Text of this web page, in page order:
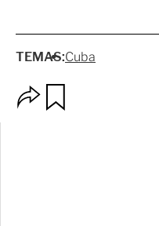
TEMAS:Cuba
p